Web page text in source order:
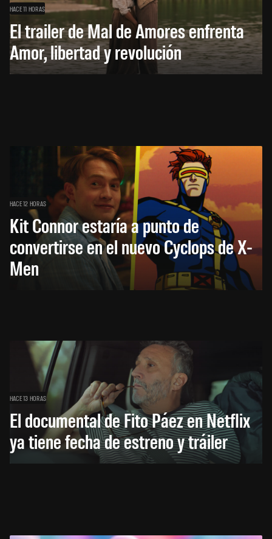
HACE 11 HORAS
El trailer de Mal de Amores enfrenta
Amor, libertad y revolución
HACE 12 HORAS
Kit Connor estaría a punto de
convertirse en el nuevo Cyclops de X-
Men
HACE 13 HORAS
El documental de Fito Páez en Netflix
ya tiene fecha de estreno y tráiler